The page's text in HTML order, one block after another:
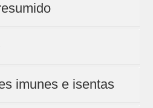
imunes e isentas